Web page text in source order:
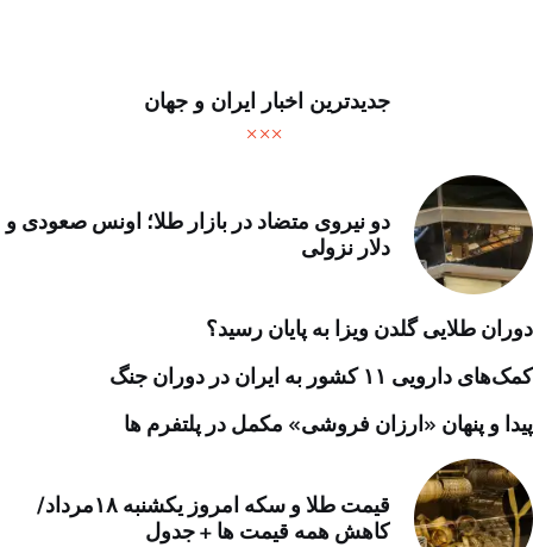
جدیدترین اخبار ایران و جهان
دو نیروی متضاد در بازار طلا؛ اونس صعودی و
دلار نزولی
دوران طلایی گلدن ویزا به پایان رسید؟
کمک‌های دارویی ۱۱ کشور به ایران در دوران جنگ
پیدا و پنهان «ارزان فروشی» مکمل در پلتفرم ها
قیمت طلا و سکه امروز یکشنبه ۱۸مرداد/
کاهش همه قیمت ها + جدول